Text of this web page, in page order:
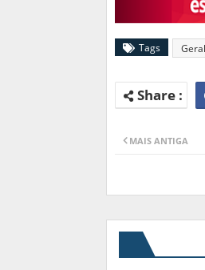
Tags Geral
MAIS ANTIGA